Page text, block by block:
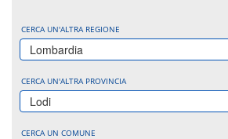
CERCA UN'ALTRA REGIONE
Lombardia
CERCA UN'ALTRA PROVINCIA
Lodi
CERCA UN COMUNE